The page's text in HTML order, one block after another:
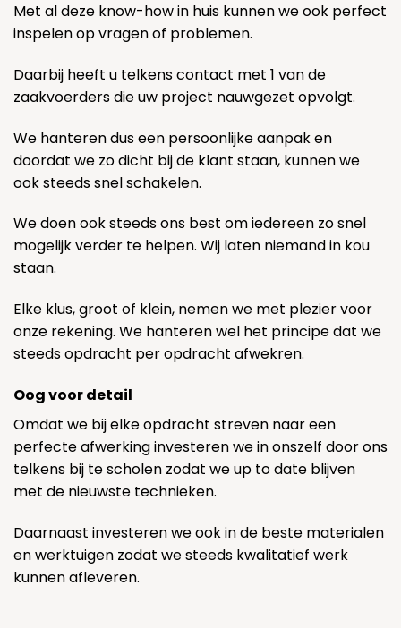
Met al deze know-how in huis kunnen we ook perfect
inspelen op vragen of problemen.
Daarbij heeft u telkens contact met 1 van de
zaakvoerders die uw project nauwgezet opvolgt.
We hanteren dus een persoonlijke aanpak en
doordat we zo dicht bij de klant staan, kunnen we
ook steeds snel schakelen.
We doen ook steeds ons best om iedereen zo snel
mogelijk verder te helpen. Wij laten niemand in kou
staan.
Elke klus, groot of klein, nemen we met plezier voor
onze rekening. We hanteren wel het principe dat we
steeds opdracht per opdracht afwekren.
Oog voor detail
Omdat we bij elke opdracht streven naar een
perfecte afwerking investeren we in onszelf door ons
telkens bij te scholen zodat we up to date blijven
met de nieuwste technieken.
Daarnaast investeren we ook in de beste materialen
en werktuigen zodat we steeds kwalitatief werk
kunnen afleveren.